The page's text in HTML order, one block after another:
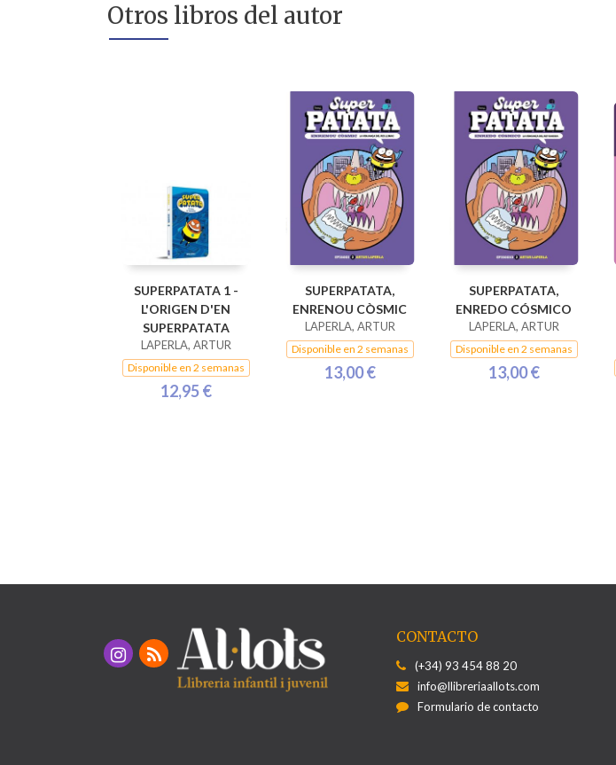
Otros libros del autor
SUPERPATATA 1 -
L'ORIGEN D'EN
SUPERPATATA
LAPERLA, ARTUR
Disponible en 2 semanas
12,95 €
SUPERPATATA,
ENRENOU CÒSMIC
LAPERLA, ARTUR
Disponible en 2 semanas
13,00 €
SUPERPATATA,
ENREDO CÓSMICO
LAPERLA, ARTUR
Disponible en 2 semanas
13,00 €
CONTACTO
(+34) 93 454 88 20
info@llibreriaallots.com
Formulario de contacto